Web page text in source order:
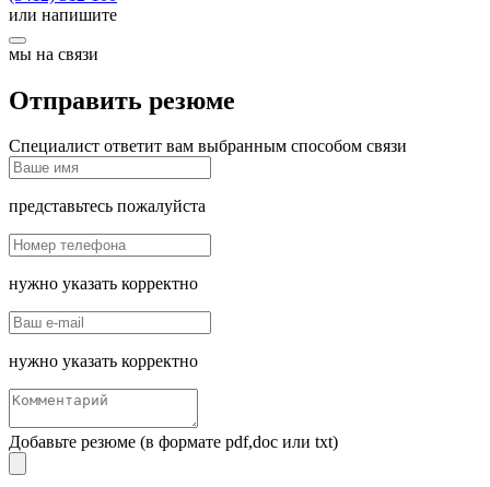
или напишите
мы на связи
Отправить резюме
Специалист ответит вам выбранным способом связи
представьтесь пожалуйста
нужно указать корректно
нужно указать корректно
Добавьте резюме (в формате pdf,doc или txt)